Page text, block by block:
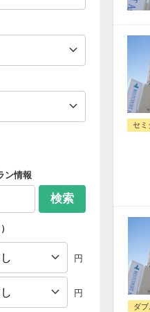
ン情報
検索
円
円
セミ
ダ